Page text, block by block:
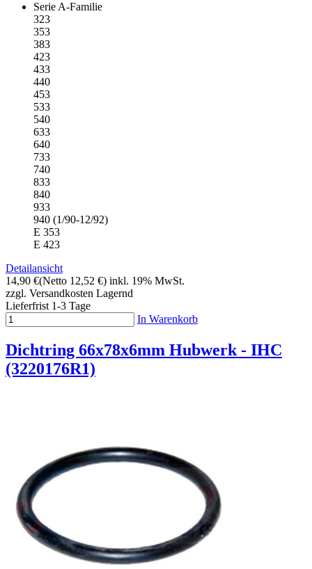
Serie A-Familie
323
353
383
423
433
440
453
533
540
633
640
733
740
833
840
933
940 (1/90-12/92)
E 353
E 423
Detailansicht
14,90 €(Netto 12,52 €) inkl. 19% MwSt.
zzgl. Versandkosten Lagernd
Lieferfrist 1-3 Tage
In Warenkorb
Dichtring 66x78x6mm Hubwerk - IHC
(3220176R1)